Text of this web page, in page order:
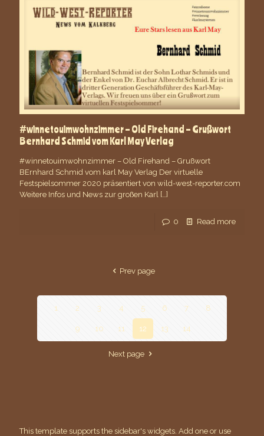
#winnetouimwohnzimmer – Old Firehand – Grußwort
Bernhard Schmid vom Karl May Verlag
#winnetouimwohnzimmer – Old Firehand – Grußwort
BErnhard Schmid vom karl May Verlag Der virtuelle
Festspielsommer 2020 präsentiert von wild-west-reporter.com
Weitere Infos und News zur großen Karl […]
0 Read more
Prev page
1 2 3 4 5 6 7 8
9 10 11 12 13 14
Next page
This template supports the sidebar's widgets. Add one or use